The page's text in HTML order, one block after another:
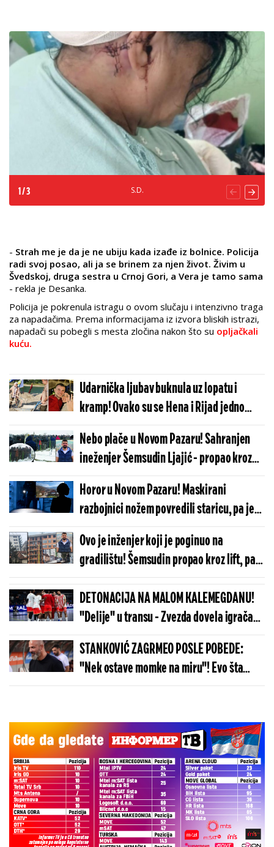
S.D.
1 /3
- Strah me je da je ne ubiju kada izađe iz bolnice. Policija
radi svoj posao, ali ja se brinem za njen život. Živim u
Švedskoj, druga sestra u Crnoj Gori, a Vera je tamo sama
- rekla je Desanka.
Policija je pokrenula istragu o ovom slučaju i intenzivno traga
za napadačima. Prema informacijama iz izvora bliskih istrazi,
napadači su pobegli s mesta zločina nakon što su opljačkali
kuću.
Udarnička ljubav buknula uz lopatu i
kramp! Ovako su se Hena i Rijad jedno
drugom zakleli na vernost!
Nebo plače u Novom Pazaru! Sahranjen
ineženjer Šemsudin Ljajić - propao kroz
okno od lifta (FOTO)
Horor u Novom Pazaru! Maskirani
razbojnici nožem povredili staricu, pa je
opljačkali
Ovo je inženjer koji je poginuo na
gradilištu! Šemsudin propao kroz lift, pao
sa 20 metara - Novi Pazar zavijen u crno!
(FOTO)
DETONACIJA NA MALOM KALEMEGDANU!
"Delije" u transu - Zvezda dovela igrača
Real Madrida!
STANKOVIĆ ZAGRMEO POSLE POBEDE:
"Nek ostave momke na miru"! Evo šta
kaže o isključenju golmana!